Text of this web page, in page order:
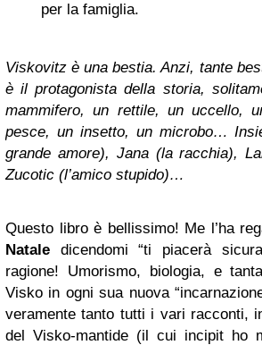
per la famiglia.
Viskovitz è una bestia. Anzi, tante
è il protagonista della storia,
mammifero, un rettile, un uccello,
pesce, un insetto, un microbo…
grande amore), Jana (la racchia),
Zucotic (l’amico stupido)…
Questo libro è bellissimo! Me l’ha
Natale dicendomi “ti piacerà
ragione! Umorismo, biologia, e
Visko in ogni sua nuova
veramente tanto tutti i vari racconti,
del Visko-mantide (il cui incipit ho